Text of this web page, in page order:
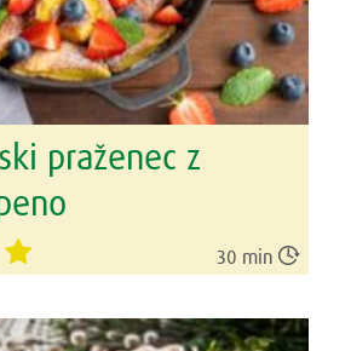
praženec z
30 min 